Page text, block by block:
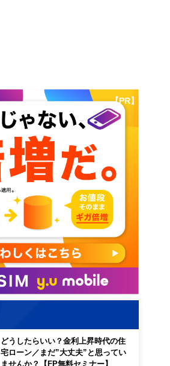
【PR】
どうしたらいい？金利上昇時代の住
宅ローン／まだ”大丈夫”と思ってい
ませんか？【FP無料セミナー】